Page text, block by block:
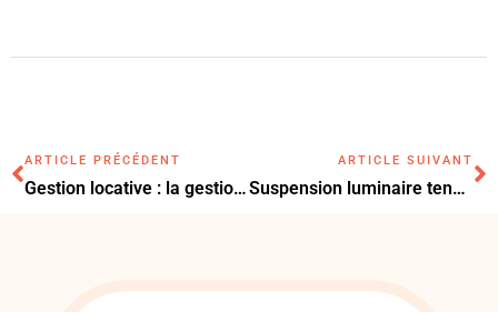
ARTICLE PRÉCÉDENT
Gestion locative : la gestion seule ou l’agence, quelle option choisir ?
ARTICLE SUIVANT
Suspension luminaire tendance : comment sublimer chaque pièce de la maison ?